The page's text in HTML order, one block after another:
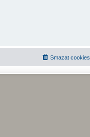
Smazat cookies